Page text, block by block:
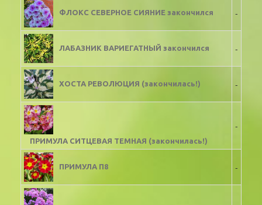
ФЛОКС СЕВЕРНОЕ СИЯНИЕ закончился -
ЛАБАЗНИК ВАРИЕГАТНЫЙ закончился -
ХОСТА РЕВОЛЮЦИЯ (закончилась!) -
ПРИМУЛА СИТЦЕВАЯ ТЕМНАЯ (закончилась!)
-
ПРИМУЛА П8 -